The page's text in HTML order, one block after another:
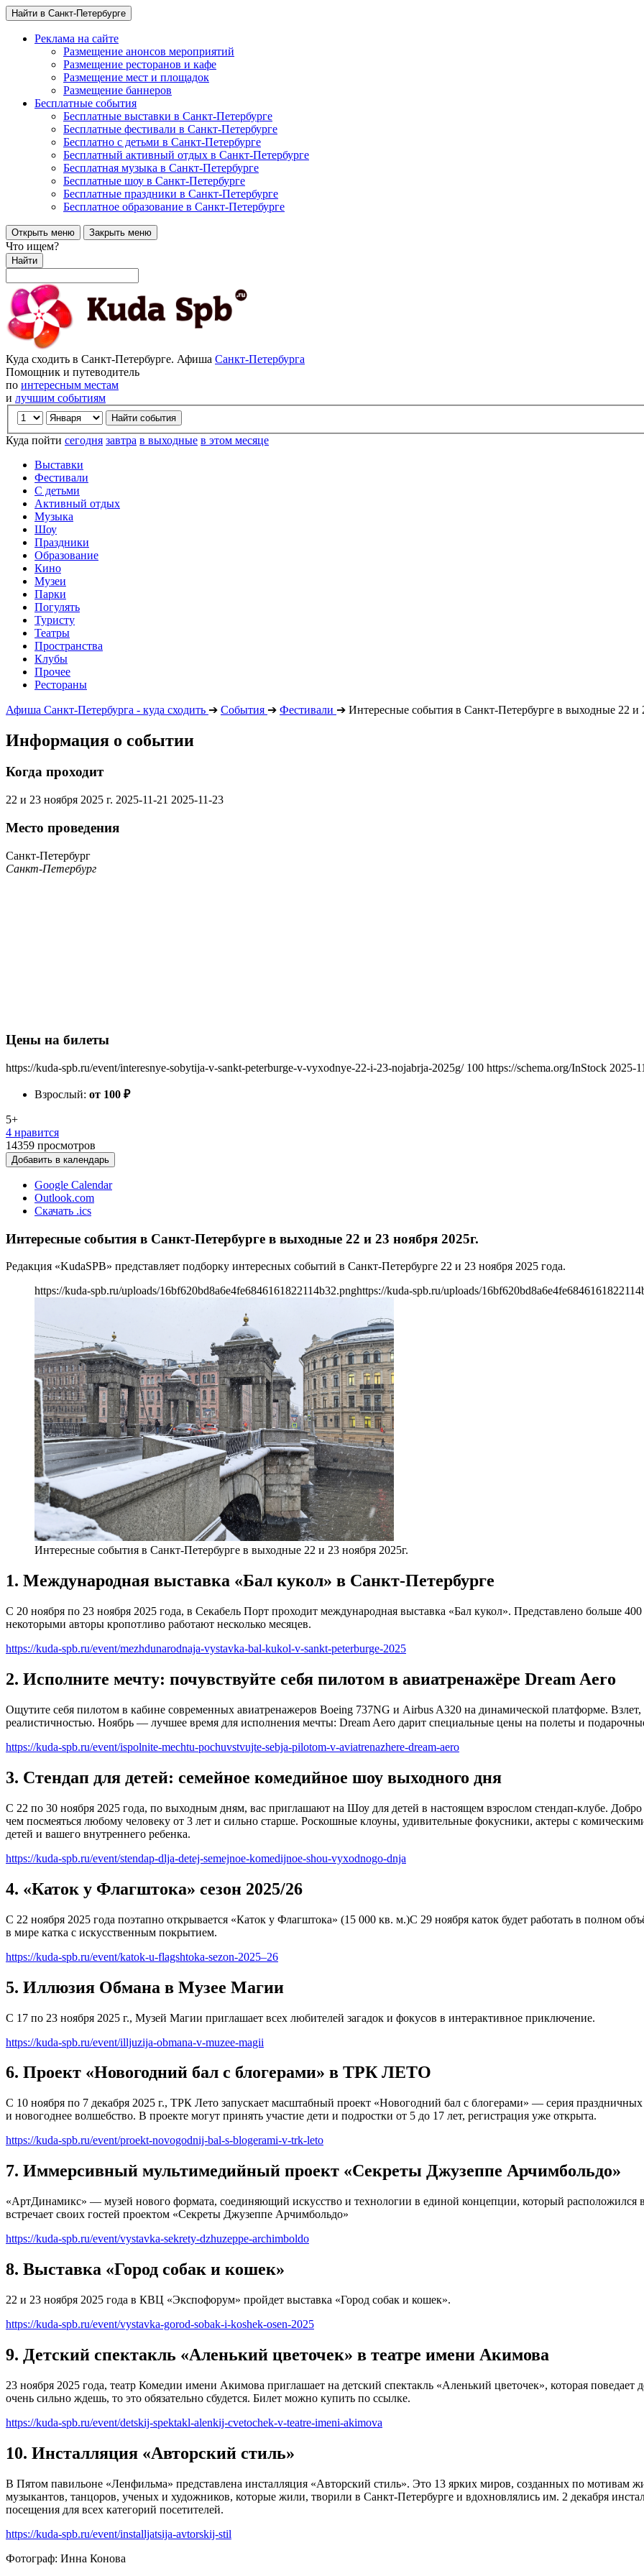
Найти в Санкт-Петербурге
Реклама на сайте
Размещение анонсов мероприятий
Размещение ресторанов и кафе
Размещение мест и площадок
Размещение баннеров
Бесплатные события
Бесплатные выставки в Санкт-Петербурге
Бесплатные фестивали в Санкт-Петербурге
Бесплатно с детьми в Санкт-Петербурге
Бесплатный активный отдых в Санкт-Петербурге
Бесплатная музыка в Санкт-Петербурге
Бесплатные шоу в Санкт-Петербурге
Бесплатные праздники в Санкт-Петербурге
Бесплатное образование в Санкт-Петербурге
Открыть меню Закрыть меню
Что ищем?
Найти
Куда сходить в Санкт-Петербурге. Афиша Санкт-Петербурга
Помощник и путеводитель
по интересным местам
и лучшим событиям
Куда пойти сегодня завтра в выходные в этом месяце
Выставки
Фестивали
С детьми
Активный отдых
Музыка
Шоу
Праздники
Образование
Кино
Музеи
Парки
Погулять
Туристу
Театры
Пространства
Клубы
Прочее
Рестораны
Афиша Санкт-Петербурга - куда сходить ➔ События ➔ Фестивали ➔ Интересные события в Санкт-Петербурге в выходные 22 и
Информация о событии
Когда проходит
22 и 23 ноября 2025 г. 2025-11-21 2025-11-23
Место проведения
Санкт-Петербург
Санкт-Петербург
Цены на билеты
https://kuda-spb.ru/event/interesnye-sobytija-v-sankt-peterburge-v-vyxodnye-22-i-23-nojabrja-2025g/ 100 https://schema.org/InStock 2025-
Взрослый: от 100 ₽
5+
4 нравится
14359 просмотров
Добавить в календарь
Google Calendar
Outlook.com
Скачать .ics
Интересные события в Санкт-Петербурге в выходные 22 и 23 ноября 2025г.
Редакция «KudaSPB» представляет подборку интересных событий в Санкт-Петербурге 22 и 23 ноября 2025 года.
https://kuda-spb.ru/uploads/16bf620bd8a6e4fe6846161822114b32.pnghttps://kuda-spb.ru/uploads/
Интересные события в Санкт-Петербурге в выходные 22 и 23 ноября 2025г.
1. Международная выставка «Бал кукол» в Санкт-Петербурге
С 20 ноября по 23 ноября 2025 года, в Секабель Порт проходит международная выставка «Бал кукол». Представлено больше
некоторыми авторы кропотливо работают несколько месяцев.
https://kuda-spb.ru/event/mezhdunarodnaja-vystavka-bal-kukol-v-sankt-peterburge-2025
2. Исполните мечту: почувствуйте себя пилотом в авиатренажёре Dream Aero
Ощутите себя пилотом в кабине современных авиатренажеров Boeing 737NG и Airbus A320 на динамической платформе.
реалистичностью. Ноябрь — лучшее время для исполнения мечты: Dream Aero дарит специальные цены на полеты и
https://kuda-spb.ru/event/ispolnite-mechtu-pochuvstvujte-sebja-pilotom-v-aviatrenazhere-dream-aero
3. Стендап для детей: семейное комедийное шоу выходного дня
С 22 по 30 ноября 2025 года, по выходным дням, вас приглашают на Шоу для детей в настоящем взрослом стендап-клубе.
чем посмеяться любому человеку от 3 лет и сильно старше. Роскошные клоуны, удивительные фокусники, актеры с
детей и вашего внутреннего ребенка.
https://kuda-spb.ru/event/stendap-dlja-detej-semejnoe-komedijnoe-shou-vyxodnogo-dnja
4. «Каток у Флагштока» сезон 2025/26
С 22 ноября 2025 года поэтапно открывается «Каток у Флагштока» (15 000 кв. м.)С 29 ноября каток будет работать в полном
в мире катка с искусственным покрытием.
https://kuda-spb.ru/event/katok-u-flagshtoka-sezon-2025–26
5. Иллюзия Обмана в Музее Магии
С 17 по 23 ноября 2025 г., Музей Магии приглашает всех любителей загадок и фокусов в интерактивное приключение.
https://kuda-spb.ru/event/illjuzija-obmana-v-muzee-magii
6. Проект «Новогодний бал с блогерами» в ТРК ЛЕТО
С 10 ноября по 7 декабря 2025 г., ТРК Лето запускает масштабный проект «Новогодний бал с блогерами» — серия
и новогоднее волшебство. В проекте могут принять участие дети и подростки от 5 до 17 лет, регистрация уже открыта.
https://kuda-spb.ru/event/proekt-novogodnij-bal-s-blogerami-v-trk-leto
7. Иммерсивный мультимедийный проект «Секреты Джузеппе Арчимбольдо»
«‎АртДинамикс» — музей нового формата, соединяющий искусство и технологии в единой концепции, который расположился
встречает своих гостей проектом ‎«‎Секреты Джузеппе Арчимбольдо»
https://kuda-spb.ru/event/vystavka-sekrety-dzhuzeppe-archimboldo
8. Выставка «Город собак и кошек»
22 и 23 ноября 2025 года в КВЦ «Экспофорум» пройдет выставка «Город собак и кошек».
https://kuda-spb.ru/event/vystavka-gorod-sobak-i-koshek-osen-2025
9. Детский спектакль «Аленький цветочек» в театре имени Акимова
23 ноября 2025 года, театр Комедии имени Акимова приглашает на детский спектакль «Аленький цветочек», которая поведает
очень сильно ждешь, то это обязательно сбудется. Билет можно купить по ссылке.
https://kuda-spb.ru/event/detskij-spektakl-alenkij-cvetochek-v-teatre-imeni-akimova
10. Инсталляция «Авторский стиль»
В Пятом павильоне «Ленфильма» представлена инсталляция «Авторский стиль». Это 13 ярких миров, созданных по мотивам
музыкантов, танцоров, ученых и художников, которые жили, творили в Санкт-Петербурге и вдохновлялись им. 2 декабря
посещения для всех категорий посетителей.
https://kuda-spb.ru/event/installjatsija-avtorskij-stil
Фотограф: Инна Конова